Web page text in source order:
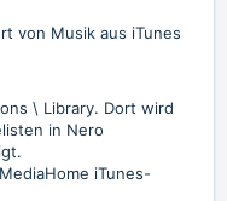
von Musik aus iTunes
\ Library. Dort wird
in Nero
iTunes-